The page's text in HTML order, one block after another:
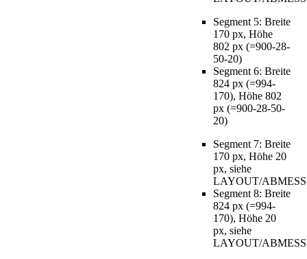
Segment 5: Breite
170 px, Höhe
802 px (=900-28-
50-20)
Segment 6: Breite
824 px (=994-
170), Höhe 802
px (=900-28-50-
20)
Segment 7: Breite
170 px, Höhe 20
px, siehe
LAYOUT/
Segment 8: Breite
824 px (=994-
170), Höhe 20
px, siehe
LAYOUT/